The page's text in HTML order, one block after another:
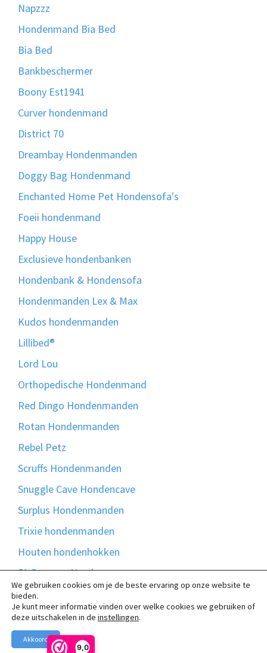
9,0
Napzzz
Hondenmand Bia Bed
Bia Bed
Bankbeschermer
Boony Est1941
Curver hondenmand
District 70
Dreambay Hondenmanden
Doggy Bag Hondenmand
Enchanted Home Pet Hondensofa's
Foeii hondenmand
Happy House
Exclusieve hondenbanken
Hondenbank & Hondensofa
Hondenmanden Lex & Max
Kudos hondenmanden
Lillibed®
Lord Lou
Orthopedische Hondenmand
Red Dingo Hondenmanden
Rotan Hondenmanden
Rebel Petz
Scruffs Hondenmanden
Snuggle Cave Hondencave
Surplus Hondenmanden
Trixie hondenmanden
Houten hondenhokken
51 Degrees North
Bontmand
Madison Friends
We gebruiken cookies om je de beste ervaring op onze website te
bieden.
Je kunt meer informatie vinden over welke cookies we gebruiken of
deze uitschakelen in de instellingen.
Akkoord